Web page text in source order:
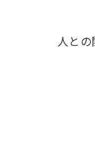
人と